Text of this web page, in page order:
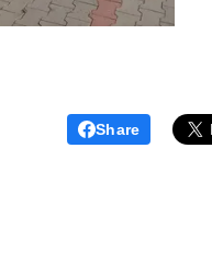
Share